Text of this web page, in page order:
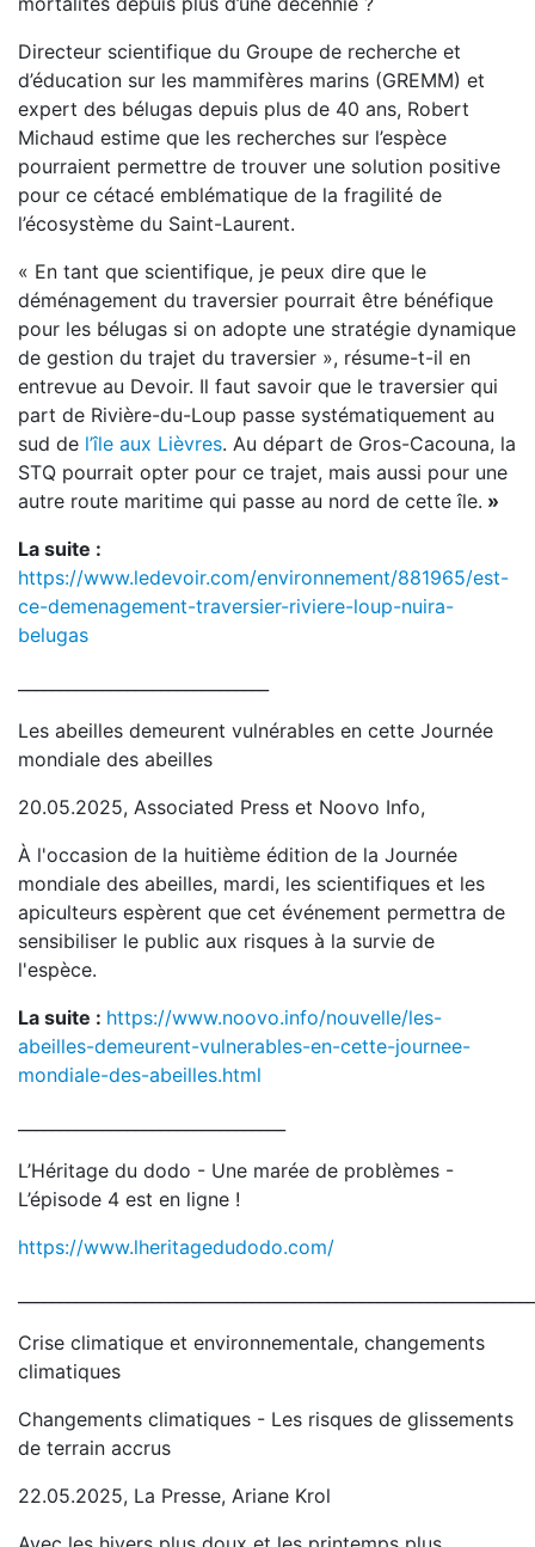
Directeur scientifique du Groupe de recherche et
d’éducation sur les mammifères marins (GREMM) et
expert des bélugas depuis plus de 40 ans, Robert
Michaud estime que les recherches sur l’espèce
pourraient permettre de trouver une solution positive
pour ce cétacé emblématique de la fragilité de
l’écosystème du Saint-Laurent.
« En tant que scientifique, je peux dire que le
déménagement du traversier pourrait être bénéfique
pour les bélugas si on adopte une stratégie dynamique
de gestion du trajet du traversier », résume-t-il en
entrevue au Devoir. Il faut savoir que le traversier qui
part de Rivière-du-Loup passe systématiquement au
sud de l’île aux Lièvres. Au départ de Gros-Cacouna, la
STQ pourrait opter pour ce trajet, mais aussi pour une
autre route maritime qui passe au nord de cette île. »
La suite :
https://www.ledevoir.com/environnement/881965/est-
ce-demenagement-traversier-riviere-loup-nuira-
belugas
Les abeilles demeurent vulnérables en cette Journée
mondiale des abeilles
20.05.2025, Associated Press et Noovo Info,
À l'occasion de la huitième édition de la Journée
mondiale des abeilles, mardi, les scientifiques et les
apiculteurs espèrent que cet événement permettra de
sensibiliser le public aux risques à la survie de
l'espèce.
La suite : https://www.noovo.info/nouvelle/les-
abeilles-demeurent-vulnerables-en-cette-journee-
mondiale-des-abeilles.html
L’Héritage du dodo - Une marée de problèmes -
L’épisode 4 est en ligne !
https://www.lheritagedudodo.com/
Crise climatique et environnementale, changements
climatiques
Changements climatiques - Les risques de glissements
de terrain accrus
22.05.2025, La Presse, Ariane Krol